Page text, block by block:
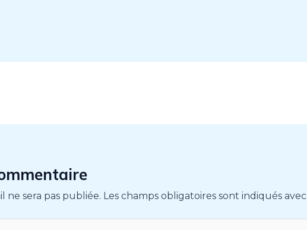
ne sera pas publiée. Les champs obligatoires sont indiqués avec